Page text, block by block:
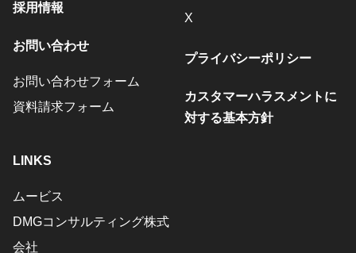
採用情報
お問い合わせ
お問い合わせフォーム
資料請求フォーム
X
プライバシーポリシー
カスタマーハラスメントに
対する基本方針
LINKS
ムービス
DMGコンサルティング株式
会社